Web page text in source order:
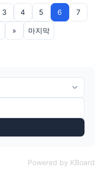
3 4 5 6 7
» 마지막
Powered by KBoard